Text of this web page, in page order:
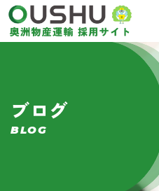
運送事業 採用情報
ブログ
BLOG